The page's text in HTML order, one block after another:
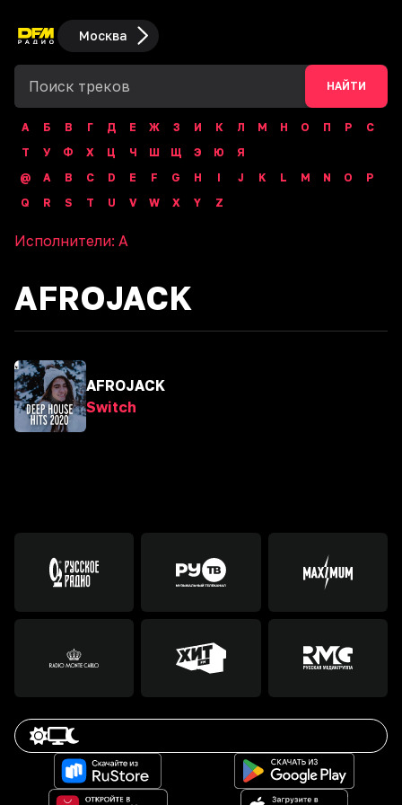
Москва
НАЙТИ
А Б В Г Д Е Ж З И К Л М Н О П Р
С
Т
У Ф Х Ц Ч Ш Щ Э Ю
Я
@
A B C D E F G H I J K L M N O
P
Q
R S T U V W X Y Z
Исполнители: A
AFROJACK
AFROJACK
Switch